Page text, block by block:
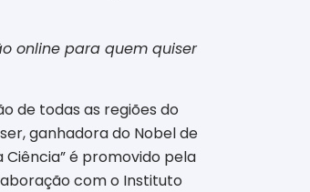
online para quem quiser
de todas as regiões do
ganhadora do Nobel de
Ciência” é promovido pela
com o Instituto